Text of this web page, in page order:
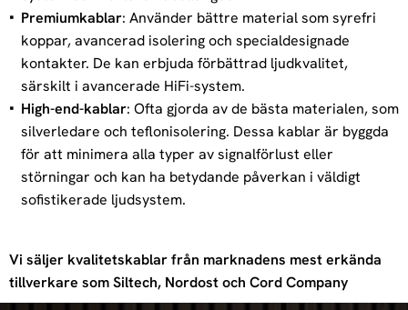
Premiumkablar: Använder bättre material som syrefri
koppar, avancerad isolering och specialdesignade
kontakter. De kan erbjuda förbättrad ljudkvalitet,
särskilt i avancerade HiFi-system.
High-end-kablar: Ofta gjorda av de bästa materialen, som
silverledare och teflonisolering. Dessa kablar är byggda
för att minimera alla typer av signalförlust eller
störningar och kan ha betydande påverkan i väldigt
sofistikerade ljudsystem.
Vi säljer kvalitetskablar från marknadens mest erkända
tillverkare som Siltech, Nordost och Cord Company